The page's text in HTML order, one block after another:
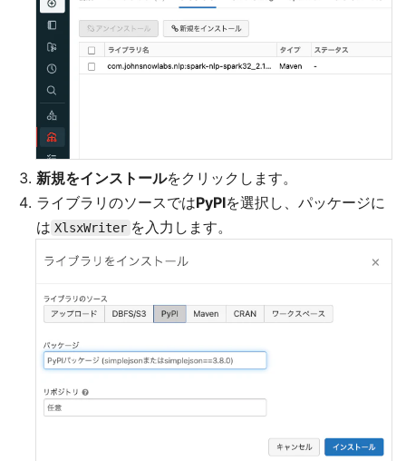
新規をインストールをクリックします。
ライブラリのソースではPyPIを選択し、パッケージに
は XlsxWriter を入力します。